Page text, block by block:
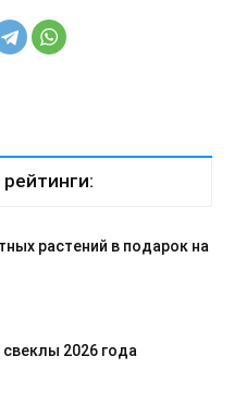
растений в подарок на
2026 года